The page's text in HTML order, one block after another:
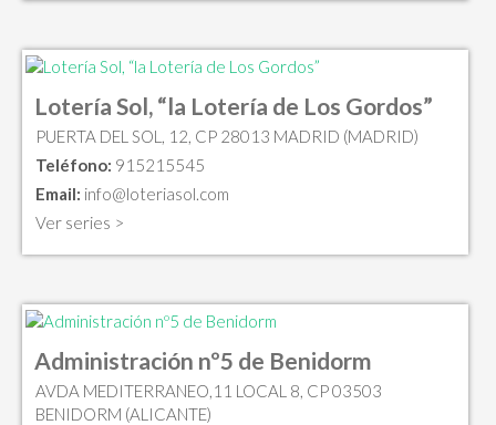
Lotería Sol, “la Lotería de Los Gordos”
PUERTA DEL SOL, 12, CP 28013 MADRID (MADRID)
Teléfono: 915215545
Email: info@loteriasol.com
Ver series >
Administración nº5 de Benidorm
AVDA MEDITERRANEO,11 LOCAL 8, CP 03503
BENIDORM (ALICANTE)